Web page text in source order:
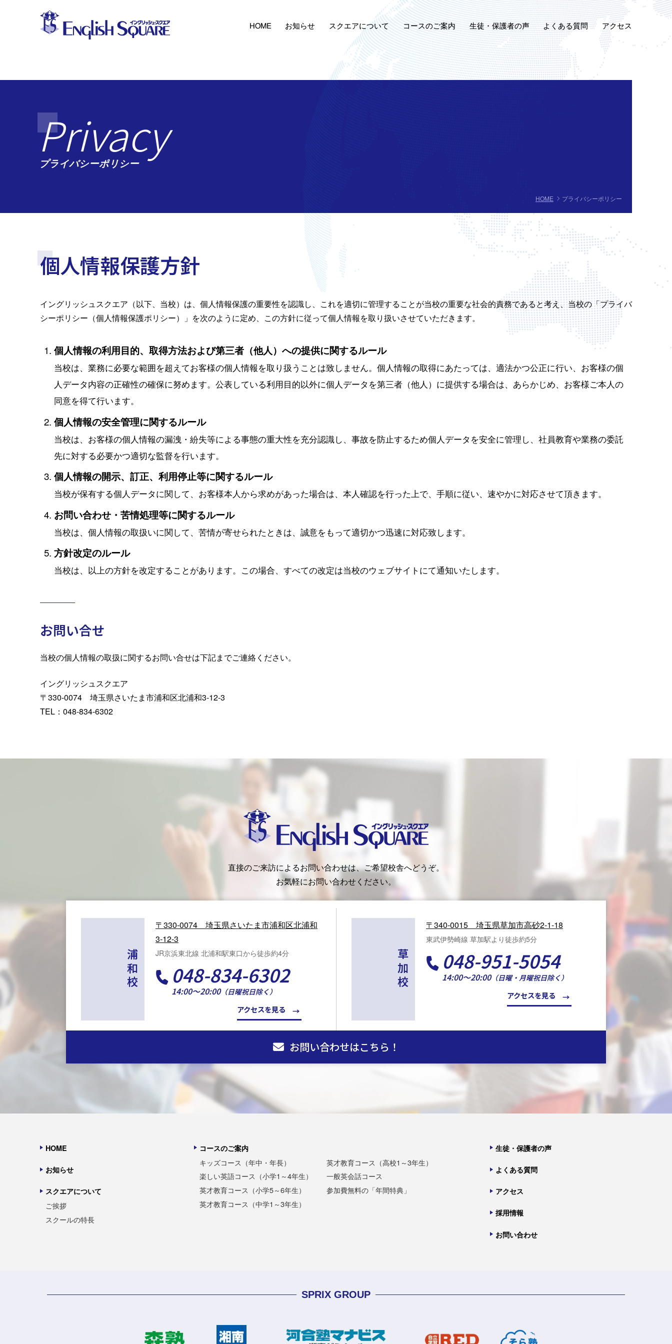
HOME お知らせ スクエアについて
ご挨拶
スクールの特長
コースのご案内
キッズコース（年中・年長）
楽しい英語コース（小学1～4年生）
英才教育コース（小学5～6年生）
英才教育コース（中学1～3年生）
生徒・保護者の声 よくある質問 アクセス
Privacy
プライバシーポリシー
HOME プライバシーポリシー
個人情報保護方針
イングリッシュスクエア（以下、当校）は、個人情報保護の重要性を認識し、これを適切に管理することが当校の重要な社会的責務であると考え、当校の「プライバ
シーポリシー（個人情報保護ポリシー）」を次のように定め、この方針に従って個人情報を取り扱いさせていただきます。
個人情報の利用目的、取得方法および第三者（他人）への提供に関するルール
当校は、業務に必要な範囲を超えてお客様の個人情報を取り扱うことは致しません。個人情報の取得にあたっては、適法かつ公正に行い、お客様の個
人データ内容の正確性の確保に努めます。公表している利用目的以外に個人データを第三者（他人）に提供する場合は、あらかじめ、お客様ご本人の
同意を得て行います。
個人情報の安全管理に関するルール
当校は、お客様の個人情報の漏洩・紛失等による事態の重大性を充分認識し、事故を防止するため個人データを安全に管理し、社員教育や業務の委託
先に対する必要かつ適切な監督を行います。
個人情報の開示、訂正、利用停止等に関するルール
当校が保有する個人データに関して、お客様本人から求めがあった場合は、本人確認を行った上で、手順に従い、速やかに対応させて頂きます。
お問い合わせ・苦情処理等に関するルール
当校は、個人情報の取扱いに関して、苦情が寄せられたときは、誠意をもって適切かつ迅速に対応致します。
方針改定のルール
当校は、以上の方針を改定することがあります。この場合、すべての改定は当校のウェブサイトにて通知いたします。
お問い合せ
当校の個人情報の取扱に関するお問い合せは下記までご連絡ください。
イングリッシュスクエア
〒330-0074 埼玉県さいたま市浦和区北浦和3-12-3
TEL： 048-834-6302
イングリッシュ・スクエア（English Square）
直接のご来訪によるお問い合わせは、ご希望校舎へどうぞ。
お気軽にお問い合わせください。
浦和校
〒330-0074 埼玉県さいたま市浦和区北浦和
3-12-3
JR京浜東北線 北浦和駅東口から徒歩約4分
048-834-6302
14:00～20:00（日曜祝日除く）
アクセスを見る
草加校
〒340-0015 埼玉県草加市高砂2-1-18
東武伊勢崎線 草加駅より徒歩約5分
048-951-5054
14:00～20:00（日曜・月曜祝日除く）
アクセスを見る
お問い合わせはこちら！
HOME
お知らせ
スクエアについて
ご挨拶
スクールの特長
コースのご案内
キッズコース（年中・年長）
楽しい英語コース（小学1～4年生）
英才教育コース（小学5～6年生）
英才教育コース（中学1～3年生）
英才教育コース（高校1～3年生）
一般英会話コース
参加費無料の「年間特典」
生徒・保護者の声
よくある質問
アクセス
採用情報
お問い合わせ
SPRIX GROUP